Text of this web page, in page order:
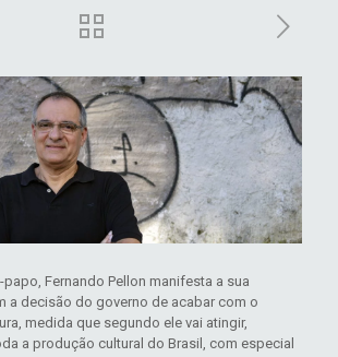
Fernando Pellon manifesta a sua
a decisão do governo de acabar com o
medida que segundo ele vai atingir,
a produção cultural do Brasil, com especial